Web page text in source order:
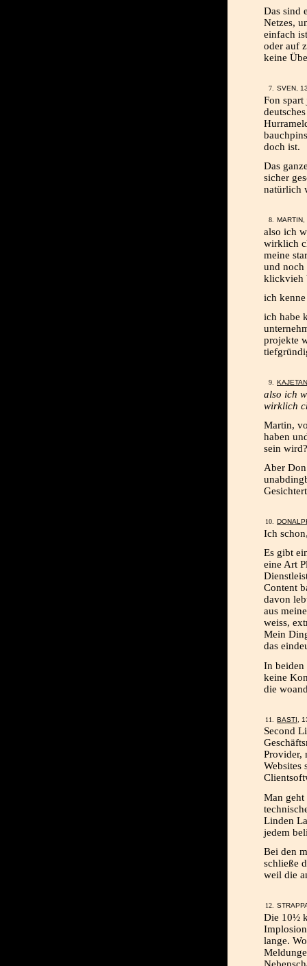
Das sind
Netzes,
einfach
oder auf
keine
SVEN,
Fon
doch ist.
Das
sicher
natürlich
also ich
wirklich
meine
und noch
klickvieh
ich
ich habe
projekte
KAJETAN
also ich
wirklich
Martin,
haben
sein
Aber
Ich
Es gibt
eine Art
Content
davon
aus
weiss,
Mein
das
In beiden
keine
die
BASTI ,
Second
Provider,
Websites
Man
Linden
jedem
Bei den
schließe
weil die
Die 10½
lange.